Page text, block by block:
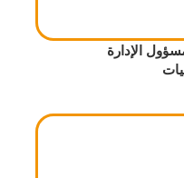
الإدارة